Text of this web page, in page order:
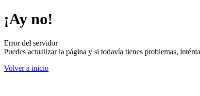
¡Ay no!
Error del servidor
Puedes actualizar la página y si todavía tienes problemas,
Volver a inicio